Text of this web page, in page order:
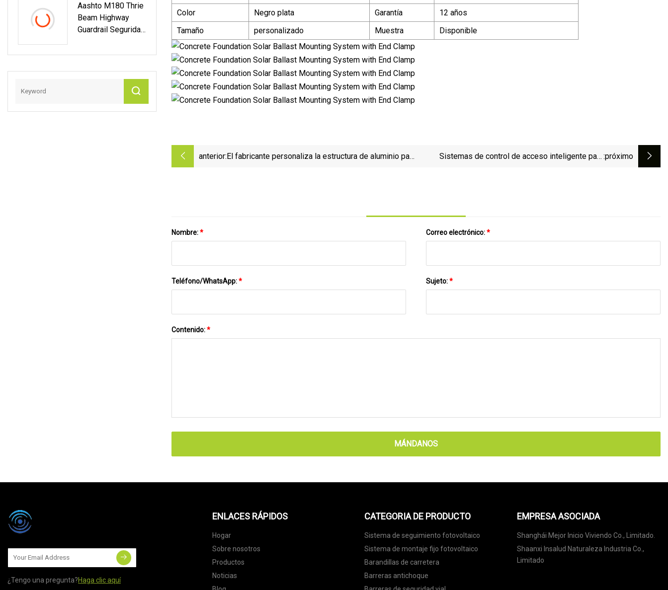
De Riel
Fotovoltaico De
Aluminio
Aashto M180 Thrie
Beam Highway
Guardrail Seguridad
Acero
Color
Negro plata Garantía
12 años
Tamaño
personalizado Muestra Disponible
anterior:El fabricante personaliza la estructura de aluminio para
Sistemas de control de acceso inteligente para :próximo
Nombre:* Correo electrónico:*
Teléfono/WhatsApp:* Sujeto:*
Contenido:*
MÁNDANOS
¿Tengo una pregunta?Haga clic aquí
ENLACES RÁPIDOS
Hogar
Sobre nosotros
Productos
Noticias
CATEGORIA DE PRODUCTO
Sistema de seguimiento fotovoltaico
Sistema de montaje fijo fotovoltaico
Barandillas de carretera
Barreras antichoque
EMPRESA ASOCIADA
Shanghái Mejor Inicio Viviendo Co., Limitado.
Shaanxi Insalud Naturaleza Industria Co.,
Limitado